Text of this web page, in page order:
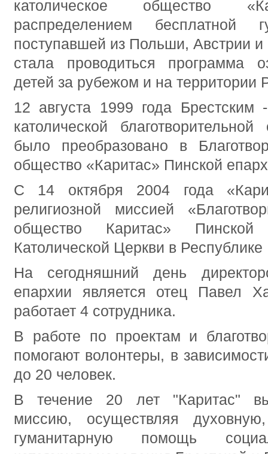
католическое общество
распределением бесплатной
поступавшей из Польши, Австрии
стала проводиться программа
детей за рубежом и на территории
12 августа 1999 года Брестским
католической
было преобразовано в
общество «Каритас» Пинской
С 14 октября 2004 года
религиозной миссией
общество Каритас»
Католической Церкви в
На сегодняшний день
епархии является отец Павел
работает 4 сотрудника.
В работе по проектам и
помогают волонтеры, в
до 20 человек.
В течение 20 лет "Каритас"
миссию, осуществляя
гуманитарную помощь